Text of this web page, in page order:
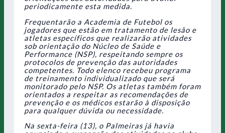
periodicamente esta medida.
Frequentarão a Academia de Futebol os
jogadores que estão em tratamento de lesão e
atletas específicos que realizarão atividades
sob orientação do Núcleo de Saúde e
Performance (NSP), respeitando sempre os
protocolos de prevenção das autoridades
competentes. Todo elenco recebeu programa
de treinamento individualizado que será
monitorado pelo NSP. Os atletas também foram
orientados a respeitar as recomendações de
prevenção e os médicos estarão à disposição
para qualquer dúvida ou necessidade.
Na sexta-feira (13), o Palmeiras já havia